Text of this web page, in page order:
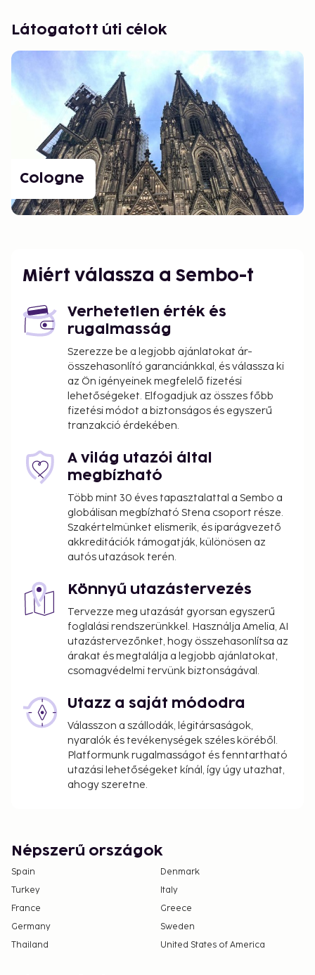
Látogatott úti célok
Cologne
Miért válassza a Sembo-t
Verhetetlen érték és
rugalmasság
Szerezze be a legjobb ajánlatokat ár-
összehasonlító garanciánkkal, és válassza ki
az Ön igényeinek megfelelő fizetési
lehetőségeket. Elfogadjuk az összes főbb
fizetési módot a biztonságos és egyszerű
tranzakció érdekében.
A világ utazói által
megbízható
Több mint 30 éves tapasztalattal a Sembo a
globálisan megbízható Stena csoport része.
Szakértelmünket elismerik, és iparágvezető
akkreditációk támogatják, különösen az
autós utazások terén.
Könnyű utazástervezés
Tervezze meg utazását gyorsan egyszerű
foglalási rendszerünkkel. Használja Amelia, AI
utazástervezőnket, hogy összehasonlítsa az
árakat és megtalálja a legjobb ajánlatokat,
csomagvédelmi tervünk biztonságával.
Utazz a saját módodra
Válasszon a szállodák, légitársaságok,
nyaralók és tevékenységek széles köréből.
Platformunk rugalmasságot és fenntartható
utazási lehetőségeket kínál, így úgy utazhat,
ahogy szeretne.
Népszerű országok
Spain
Denmark
Turkey
Italy
France
Greece
Germany
Sweden
Thailand
United States of America